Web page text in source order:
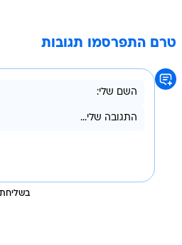
טרם התפרסמו תגובות